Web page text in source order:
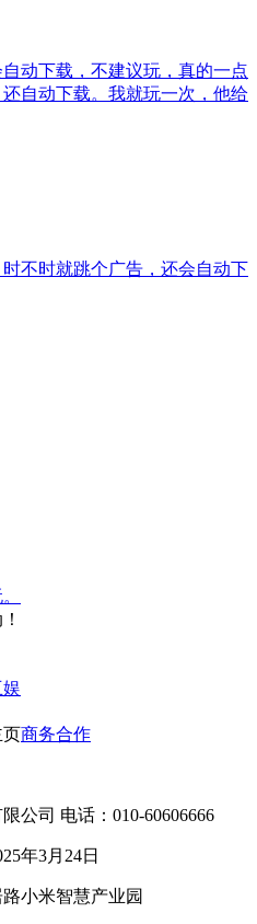
动下载，不建议玩，真的一点
自动下载。我就玩一次，他给
不时就跳个广告，还会自动下
页商务合作
公司 电话：010-60606666
年3月24日
小米智慧产业园